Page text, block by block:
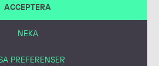
ACCEPTERA
NEKA
PREFERENSER